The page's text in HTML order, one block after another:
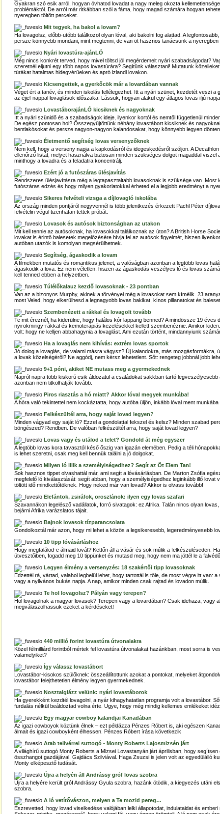
Gyakran szó esik arról, hogyan óvhatod lovadat a nagy meleg okozta
problémáktól. De arról már ritkábban szól a fáma, hogy magad számára hogyan
nyeregben töltött perceket.
Mit tegyek, ha bakol a lovam?
Ha lovagolsz, előbb-utóbb találkozol olyan lóval, aki bakolni fog alattad. A
persze könnyebb mondani, mint megtenni, de van öt hasznos tanácsunk a
Nyári lovastúra-ajánLÓ
Még nincs konkrét terved, hogy mivel töltsd jól megérdemelt nyári szabadságodat?
szeretnél eljutni egy több napos lovastúrára? Segítünk választani! Mutatunk
túrákat hatalmas hidegvérűeken és apró izlandi lovakon.
Kicsengettek, a gyerkőcök már a lovardában vannak
Véget ért a tanév, és minden iskolás fellélegezhet. Itt a nyári szünet, kezdetét veszi a
az éjjel-nappal lovaglások időszaka. Lássuk, hogyan alakul egy átlagos lovas ifjú
LovastáborajánLÓ kicsiknek és nagyoknak
Itt a nyári szünidő és a szabadságok ideje, ilyenkor kortól és nemtől függetlenül
De egész pontosan hol? Összegyűjtöttünk néhány lovastábort kicsiknek és
bentlakósokat és persze nagyon-nagyon kalandosakat, hogy könnyebb legyen
Életmentő segítség lovas versenyzőknek
Nem kell, hogy a verseny napja a kapkodásról és idegeskedésről szóljon. A
ellenőrző listát, melyet használva biztosan minden szükséges dolgot magaddal
minthogy a lovadra és a feladatra koncentrálj.
Ezért jó a futószáras ülésjavítás
Rendszeres ülésjavításra még a legtapasztaltabb lovasoknak is szüksége van. Most
futószáras edzés és hogy milyen gyakorlatokkal érheted el a legjobb eredményt a
Sikeres felvételi vizsga a díjlovagló iskolába
Az ország minden pontjáról negyvennél is több jelentkezés érkezett Pachl Péter
felvételin végül tizenhatan tettek próbát.
Lovasok és autósok biztonságban az utakon
Mit kell tennie az autósoknak, ha lovasokkal találkoznak az úton? A British Horse
lovakat is érintő balesetek megelőzésére hívja fel az autósok figyelmét, hiszen
autóban utazók is komolyan megsérülhetnek.
Segítség, ágaskodik a lovam
A filmekben mutatós és romantikus jelenet, a valóságban azonban a legtöbb lovas
ágaskodik a lova. Ez nem véletlen, hiszen az ágaskodás veszélyes ló és lovas
kell tenned ebben a helyzetben.
Túlélőkalauz kezdő lovasoknak - 23 pontban
Van az a bizonyos Murphy, akinek a törvényei még a lovasokat sem kímélik. 23
most Veled, hogy elkerülhesd a legnagyobb lovas bakikat, kínos pillanatokat és
Szembenézett a rákkal és lovagolt tovább
Te mit éreznél, ha kiderülne, hogy halálos kór lappang benned? A mindössze 19 éves
nyirokmirigy-rákkal és kemoterápiás kezelésekkel kellett szembenéznie. Amikor
volt: hogy ne kelljen abbahagynia a lovaglást. Ami ezután történt, mindannyiunk
Ha a lovaglás nem kihívás: extrém lovas sportok
Jó dolog a lovaglás, de valami másra vágysz? Új kalandokra, más mozgásformákra,
a lovak közelségéről? Ne aggódj, nem kérsz lehetetlent. Sőt: rengeteg jobbnál jobb
9+1 póni, akiket NE mutass meg a gyermekednek
Napról napra több kiskorú esik áldozatul a családokat sakkban tartó legveszélyesebb
azonban nem titkolhatják tovább.
Piros riasztás a hó miatt? Akkor lóval megyek munkába!
A hóra való tekintettel nem kockáztatta, hogy autóba üljön, inkább lóval ment
Felkészültél arra, hogy saját lovad legyen?
Minden vágyad egy saját ló? Ezzel a gondolattal fekszel és kelsz? Minden szabad
böngészed? Rendben. De valóban felkészültél arra, hogy saját lovad legyen?
Lovas vagy és utálod a telet? Gondold át még egyszer
A legtöbb lovas kora tavasztól késő őszig van igazán elemében. Pedig a téli
is lehet szeretni, csak meg kell bennük találni a jó dolgokat.
Milyen ló illik a személyiségedhez? Segít az Öt Elem Tan!
Sok hasznos tippet olvashattál már, ami segít a lóvásárlásban. De Marton Zsófia
megfelelő ló kiválasztását: segít abban, hogy a személyiségedhez leginkább illő lovat
töltött idő mindkettőtöknek. Hogy neked már van lovad? Akkor is olvass tovább!
Elefántok, zsiráfok, oroszlánok: ilyen egy lovas szafari
Szavannákon legelésző vadállatok, forró sivatagok: ez Afrika. Talán nincs olyan
bejárni Afrika varázslatos tájait.
Bajnok lovasok tízparancsolata
Gondolkoztál már azon, hogy mi lehet a közös a legsikeresebb, legeredményesebb
10 tipp lóvásárláshoz
Hogy megtalálod-e álmaid lovát? Kettőn áll a vásár és sok múlik a felkészüléseden.
útvesztőiben, fogadd meg 10 tippünket és mutasd meg, hogy nem ma jöttél le a
Legyen élmény a versenyzés: 18 szakértői tipp lovasoknak
Edzettél rá, vártad, valahol legbelül lehet, hogy tartottál is tőle, de most végre itt van: a
vagy a nyilvános bukás napja. A nap, amikor minden csak rajtad és lovadon múlik.
Te hol lovagolsz? Pályán vagy terepen?
Hol lovagolnak a magyar lovasok? Terepen vagy a lovardában? Csak idehaza, vagy
megválaszolhassuk ezeket a kérdéseket!
440 millió forint lovastúra útvonalakra
Közel félmilliárd forintból mértek fel lovastúra útvonalakat hazánkban, most sorra is
valamelyiket?
Így válassz lovastábort
Lovastábor-kisokos szülőknek: összeállítottunk azokat a pontokat, melyeket
lovastábor felejthetetlen élmény legyen gyermekednek.
Nosztalgiázz velünk: nyári lovastáborok
Ha gyerekként kezdtél lovagolni, a nyár kihagyhatatlan programja volt a lovastábor.
furdalás nélkül beáldoztad volna érte. Ugye, hogy még mindig kellemes emlékeket
Egy magyar cowboy kalandjai Kanadában
Az igazi cowboyok köztünk élnek – ezt példázza Pénzes Róbert is, aki egészen
álmait és igazi cowboyként élhessen. Pénzes Róbert írása következik
Arab telivérrel suttogó - Monty Roberts Lajosmizsén járt
A világhírű suttogó Monty Roberts a Mizsei Lovastanyán járt áprilisban, hogy
összhangot gazdájával, Gajdács Szilviával. Haga Zsuzsi is jelen volt az egyedülálló
Monty elképesztő tudását.
Újra a helyén áll Andrássy gróf lovas szobra
Újra a helyére került gróf Andrássy Gyula szobra, hazánk ötödik, a kiegyezés utáni
szobra.
A ló vetítővászon, melyen a Te mozid pereg…
Észrevetted, hogy lovad viselkedése valójában lelki állapotodat, indulataidat és